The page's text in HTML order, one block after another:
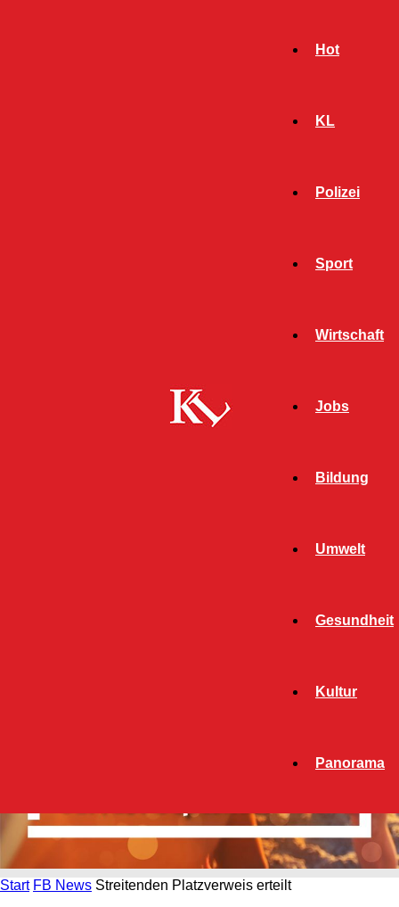
Hot
KL
Polizei
Sport
Wirtschaft
Jobs
Bildung
Umwelt
Gesundheit
Kultur
Panorama
Start FB News Streitenden Platzverweis erteilt